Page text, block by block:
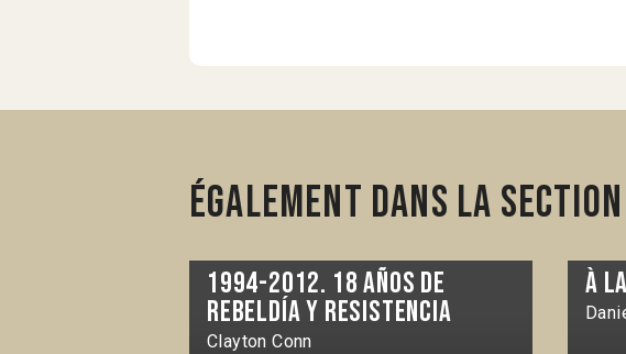
Également dans la
1994-2012. 18 años de
rebeldía y resistencia
Clayton Conn
À